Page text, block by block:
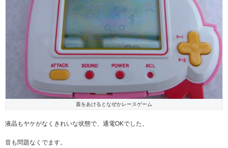
蓋をあけるとなぜかレースゲーム
液晶もヤケがなくきれいな状態で、通電OKでした。
音も問題なくでます。